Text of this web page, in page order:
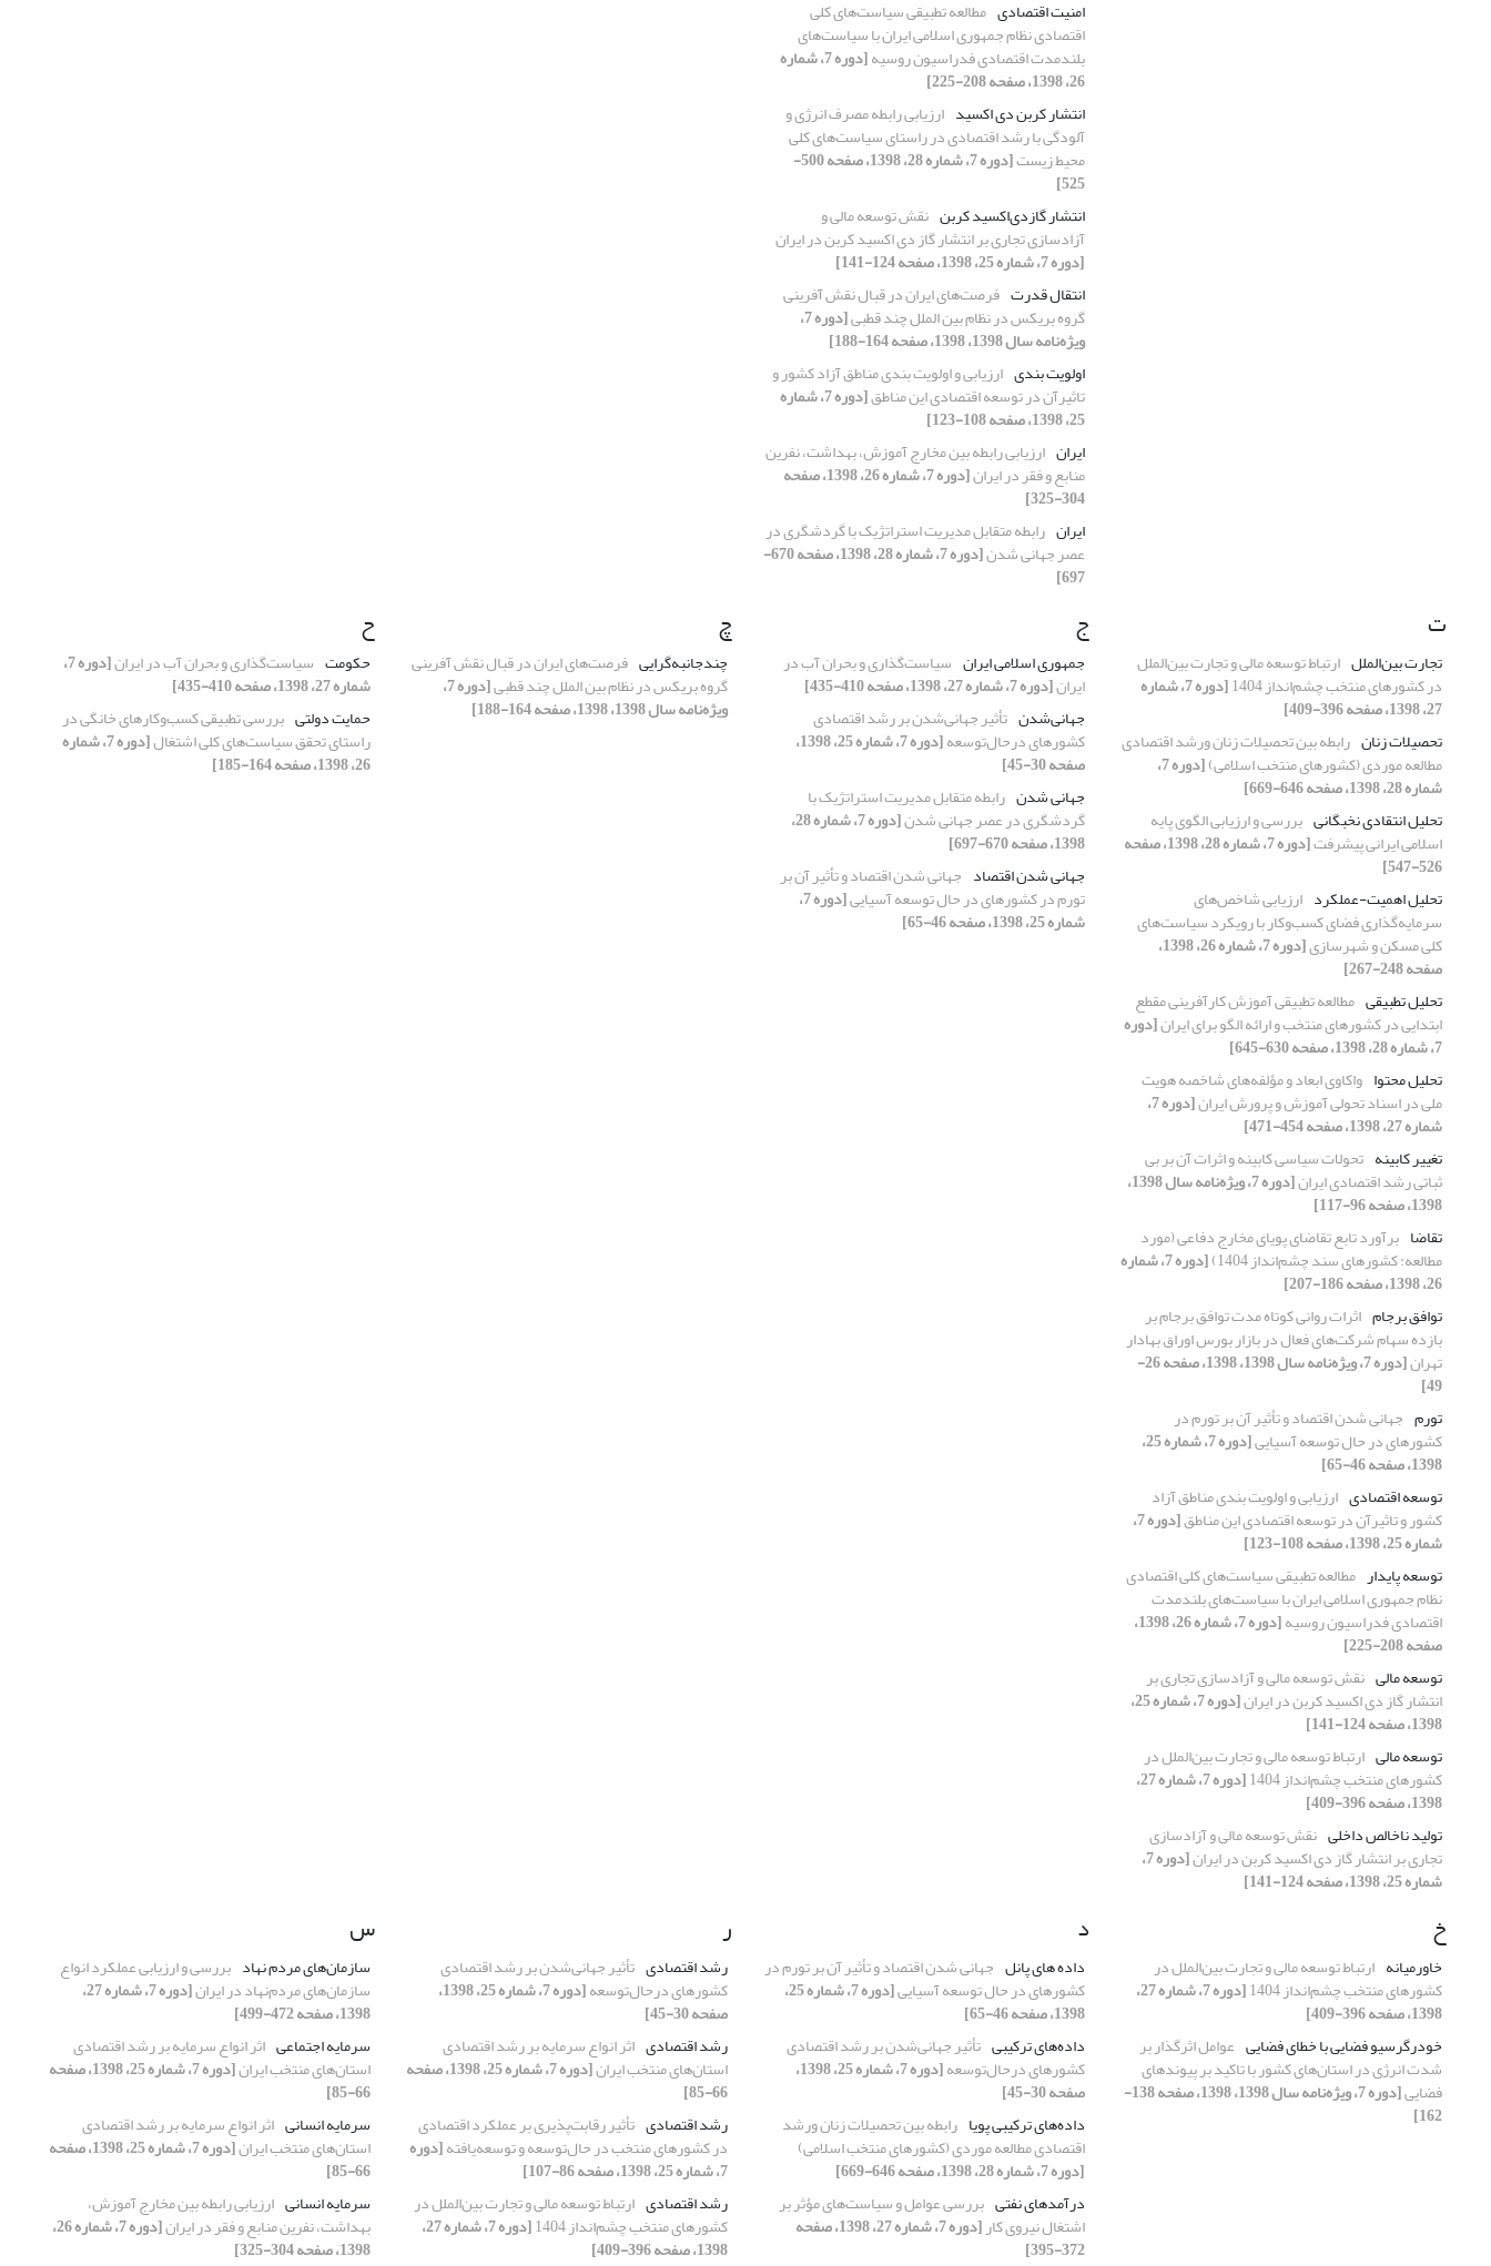
امنیت اقتصادی مطالعه تطبیقی سیاست‌های کلی
اقتصادی نظام جمهوری اسلامی ایران با سیاست‌های
بلندمدت اقتصادی فدراسیون روسیه [دوره 7، شماره
26، 1398، صفحه 208-225]
انتشار کربن دی اکسید ارزیابی رابطه مصرف انرژی و
آلودگی با رشد اقتصادی در راستای سیاست‌های کلی
محیط زیست [دوره 7، شماره 28، 1398، صفحه 500-
525]
انتشار گازدی‌اکسید کربن نقش توسعه مالی و
آزادسازی تجاری بر انتشار گاز دی اکسید کربن در ایران
[دوره 7، شماره 25، 1398، صفحه 124-141]
انتقال قدرت فرصت‌های ایران در قبال نقش آفرینی
گروه بریکس در نظام بین الملل چند قطبی [دوره 7،
ویژه‌نامه سال 1398، 1398، صفحه 164-188]
اولویت بندی ارزیابی و اولویت بندی مناطق آزاد کشور و
تاثیرآن در توسعه اقتصادی این مناطق [دوره 7، شماره
25، 1398، صفحه 108-123]
ایران ارزیابی رابطه بین مخارج آموزش، بهداشت، نفرین
منابع و فقر در ایران [دوره 7، شماره 26، 1398، صفحه
304-325]
ایران رابطه متقابل مدیریت استراتژیک با گردشگری در
عصر جهانی شدن [دوره 7، شماره 28، 1398، صفحه 670-
697]
ت
تجارت بین‌الملل ارتباط توسعه مالی و تجارت بین‌الملل
در کشورهای منتخب چشم‌انداز 1404 [دوره 7، شماره
27، 1398، صفحه 396-409]
تحصیلات زنان رابطه بین تحصیلات زنان ورشد اقتصادی
مطالعه موردی (کشورهای منتخب اسلامی) [دوره 7،
شماره 28، 1398، صفحه 646-669]
تحلیل انتقادی نخبگانی بررسی و ارزیابی الگوی پایه
اسلامی ایرانی پیشرفت [دوره 7، شماره 28، 1398، صفحه
526-547]
تحلیل اهمیت-عملکرد ارزیابی شاخص‌های
سرمایه‌گذاری فضای کسب‌وکار با رویکرد سیاست‌های
کلی مسکن و شهرسازی [دوره 7، شماره 26، 1398،
صفحه 248-267]
تحلیل تطبیقی مطالعه تطبیقی آموزش کارآفرینی مقطع
ابتدایی در کشورهای منتخب و ارائه الگو برای ایران[دوره
7، شماره 28، 1398، صفحه 630-645]
تحلیل محتوا واکاوی ابعاد و مؤلفه‌های شاخصه هویت
ملی در اسناد تحولی آموزش و پرورش ایران [دوره 7،
شماره 27، 1398، صفحه 454-471]
تغییر کابینه تحولات سیاسی کابینه و اثرات آن بر بی
ثباتی رشد اقتصادی ایران [دوره 7، ویژه‌نامه سال 1398،
1398، صفحه 96-117]
تقاضا برآورد تابع تقاضای پویای مخارج دفاعی (مورد
مطالعه: کشورهای سند چشم‌انداز 1404) [دوره 7، شماره
26، 1398، صفحه 186-207]
توافق برجام اثرات روانی کوتاه مدت توافق برجام بر
بازده سهام شرکت‌های فعال در بازار بورس اوراق بهادار
تهران [دوره 7، ویژه‌نامه سال 1398، 1398، صفحه 26-
49]
تورم جهانی شدن اقتصاد و تأثیر آن بر تورم در
کشورهای در حال توسعه آسیایی [دوره 7، شماره 25،
1398، صفحه 46-65]
توسعه اقتصادی ارزیابی و اولویت بندی مناطق آزاد
کشور و تاثیرآن در توسعه اقتصادی این مناطق [دوره 7،
شماره 25، 1398، صفحه 108-123]
توسعه پایدار مطالعه تطبیقی سیاست‌های کلی اقتصادی
نظام جمهوری اسلامی ایران با سیاست‌های بلندمدت
اقتصادی فدراسیون روسیه [دوره 7، شماره 26، 1398،
صفحه 208-225]
توسعه مالی نقش توسعه مالی و آزادسازی تجاری بر
انتشار گاز دی اکسید کربن در ایران [دوره 7، شماره 25،
1398، صفحه 124-141]
توسعه مالی ارتباط توسعه مالی و تجارت بین‌الملل در
کشورهای منتخب چشم‌انداز 1404 [دوره 7، شماره 27،
1398، صفحه 396-409]
تولید ناخالص داخلی نقش توسعه مالی و آزادسازی
تجاری بر انتشار گاز دی اکسید کربن در ایران [دوره 7،
شماره 25، 1398، صفحه 124-141]
ج
جمهوری اسلامی ایران سیاست‌گذاری و بحران آب در
ایران[دوره 7، شماره 27، 1398، صفحه 410-435]
جهانی‌شدن تأثیر جهانی‌شدن بر رشد اقتصادی
کشورهای درحال‌توسعه [دوره 7، شماره 25، 1398،
صفحه 30-45]
جهانی شدن رابطه متقابل مدیریت استراتژیک با
گردشگری در عصر جهانی شدن [دوره 7، شماره 28،
1398، صفحه 670-697]
جهانی شدن اقتصاد جهانی شدن اقتصاد و تأثیر آن بر
تورم در کشورهای در حال توسعه آسیایی [دوره 7،
شماره 25، 1398، صفحه 46-65]
چ
چندجانبه‌گرایی فرصت‌های ایران در قبال نقش آفرینی
گروه بریکس در نظام بین الملل چند قطبی [دوره 7،
ویژه‌نامه سال 1398، 1398، صفحه 164-188]
ح
حکومت سیاست‌گذاری و بحران آب در ایران [دوره 7،
شماره 27، 1398، صفحه 410-435]
حمایت دولتی بررسی تطبیقی کسب‌وکارهای خانگی در
راستای تحقق سیاست‌های کلی اشتغال [دوره 7، شماره
26، 1398، صفحه 164-185]
خ
خاورمیانه ارتباط توسعه مالی و تجارت بین‌الملل در
کشورهای منتخب چشم‌انداز 1404 [دوره 7، شماره 27،
1398، صفحه 396-409]
خودرگرسیو فضایی با خطای فضایی عوامل اثرگذار بر
شدت انرژی در استان‌های کشور با تاکید بر پیوندهای
فضایی [دوره 7، ویژه‌نامه سال 1398، 1398، صفحه 138-
162]
د
داده های پانل جهانی شدن اقتصاد و تأثیر آن بر تورم در
کشورهای در حال توسعه آسیایی [دوره 7، شماره 25،
1398، صفحه 46-65]
داده‌های ترکیبی تأثیر جهانی‌شدن بر رشد اقتصادی
کشورهای درحال‌توسعه [دوره 7، شماره 25، 1398،
صفحه 30-45]
داده‌های ترکیبی پویا رابطه بین تحصیلات زنان ورشد
اقتصادی مطالعه موردی (کشورهای منتخب اسلامی)
[دوره 7، شماره 28، 1398، صفحه 646-669]
درآمد‌های نفتی بررسی عوامل و سیاست‌های مؤثر بر
اشتغال نیروی کار [دوره 7، شماره 27، 1398، صفحه
372-395]
ر
رشد اقتصادی تأثیر جهانی‌شدن بر رشد اقتصادی
کشورهای درحال‌توسعه [دوره 7، شماره 25، 1398،
صفحه 30-45]
رشد اقتصادی اثر انواع سرمایه بر رشد اقتصادی
استان‌های منتخب ایران [دوره 7، شماره 25، 1398، صفحه
66-85]
رشد اقتصادی تأثیر رقابت‌پذیری بر عملکرد اقتصادی
در کشورهای منتخب در حال‌توسعه و توسعه‌یافته[دوره
7، شماره 25، 1398، صفحه 86-107]
رشد اقتصادی ارتباط توسعه مالی و تجارت بین‌الملل در
کشورهای منتخب چشم‌انداز 1404 [دوره 7، شماره 27،
1398، صفحه 396-409]
س
سازمان‌های مردم نهاد بررسی و ارزیابی عملکرد انواع
سازمان‌های مردم‌نهاد در ایران [دوره 7، شماره 27،
1398، صفحه 472-499]
سرمایه‌ اجتماعی اثر انواع سرمایه بر رشد اقتصادی
استان‌های منتخب ایران [دوره 7، شماره 25، 1398، صفحه
66-85]
سرمایه انسانی اثر انواع سرمایه بر رشد اقتصادی
استان‌های منتخب ایران [دوره 7، شماره 25، 1398، صفحه
66-85]
سرمایه انسانی ارزیابی رابطه بین مخارج آموزش،
بهداشت، نفرین منابع و فقر در ایران [دوره 7، شماره 26،
1398، صفحه 304-325]